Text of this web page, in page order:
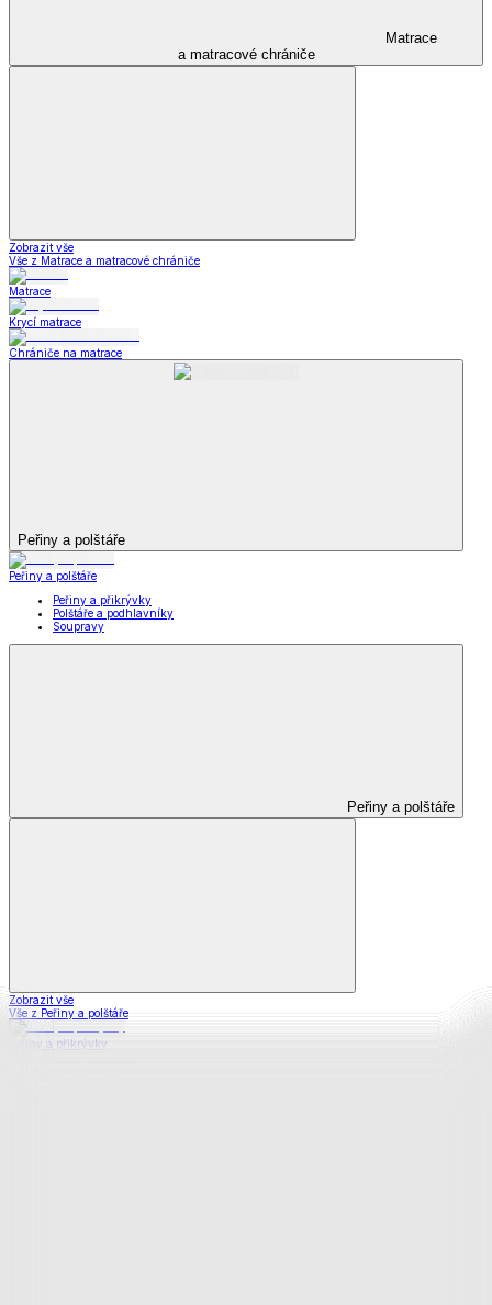
Matrace
a matracové chrániče
Zobrazit vše
Vše z Matrace a matracové chrániče
Matrace
Krycí matrace
Chrániče na matrace
Peřiny a polštáře
Peřiny a polštáře
Peřiny a přikrývky
Polštáře a podhlavníky
Soupravy
Peřiny a polštáře
Zobrazit vše
Vše z Peřiny a polštáře
Peřiny a přikrývky